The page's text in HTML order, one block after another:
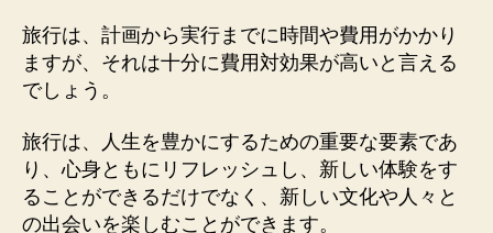
旅行は、計画から実行までに時間や費用がかかり
ますが、それは十分に費用対効果が高いと言える
でしょう。
旅行は、人生を豊かにするための重要な要素であ
り、心身ともにリフレッシュし、新しい体験をす
ることができるだけでなく、新しい文化や人々と
の出会いを楽しむことができます。